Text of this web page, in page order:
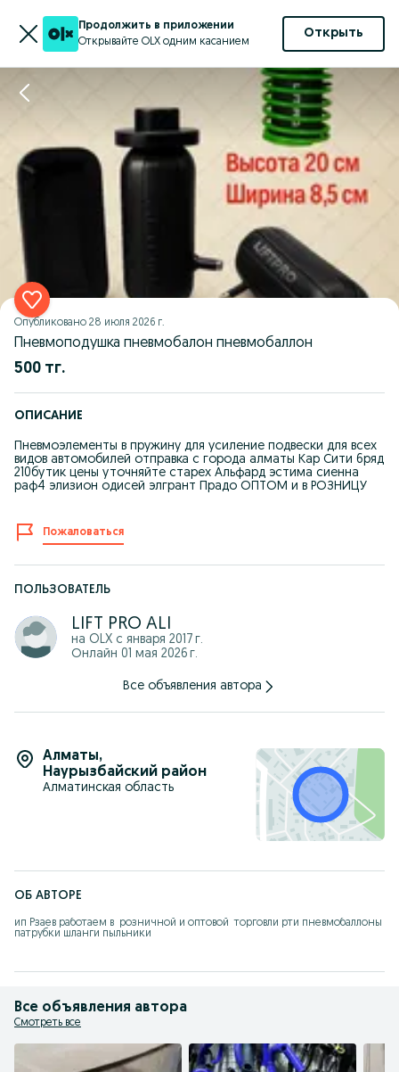
Продолжить в приложении
Открывайте OLX одним касанием
Открыть
Опубликовано 28 июля 2026 г.
Пневмоподушка пневмобалон пневмобаллон
500 тг.
ОПИСАНИЕ
Пневмоэлементы в пружину для усиление подвески для всех
видов автомобилей отправка с города алматы Кар Сити 6ряд
210бутик цены уточняйте старех Альфард эстима сиенна
раф4 элизион одисей элгрант Прадо ОПТОМ и в РОЗНИЦУ
Пожаловаться
ПОЛЬЗОВАТЕЛЬ
LIFT PRO ALI
на OLX с января 2017 г.
Онлайн 01 мая 2026 г.
Все объявления автора
Алматы,
Наурызбайский район
Алматинская область
ОБ АВТОРЕ
ип Рзаев работаем в  розничной и оптовой  торговли рти пневмобаллоны
патрубки шланги пыльники
Все объявления автора
Смотреть все